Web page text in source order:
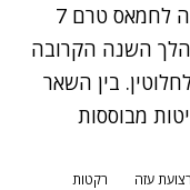
שרחוקה מאוד מיכולת הייצור שהייתה לחמאס טרם 7
השנה הקרובה
בין השאר
מבוססות
רצועת עזה
רקטות